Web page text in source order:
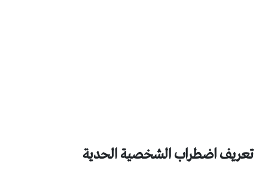
تعريف اضطراب الشخصية الحدية